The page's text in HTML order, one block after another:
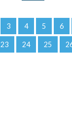
3 4 5 6
23 24 25